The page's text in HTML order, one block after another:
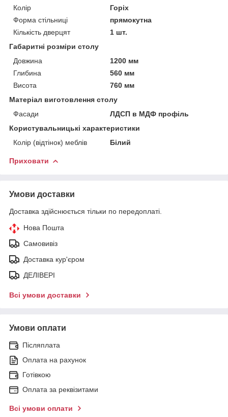
Колір
Горіх
Форма стільниці
прямокутна
Кількість дверцят
1 шт.
Габаритні розміри столу
Довжина
1200 мм
Глибина
560 мм
Висота
760 мм
Матеріал виготовлення столу
Фасади
ЛДСП в МДФ профіль
Користувальницькі характеристики
Колір (відтінок) меблів
Білий
Приховати
Умови доставки
Доставка здійснюється тільки по передоплаті.
Нова Пошта
Самовивіз
Доставка кур'єром
ДЕЛІВЕРІ
Всі умови доставки
Умови оплати
Післяплата
Оплата на рахунок
Готівкою
Оплата за реквізитами
Всі умови оплати